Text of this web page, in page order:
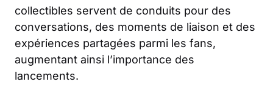
collectibles servent de conduits pour des
conversations, des moments de liaison et des
expériences partagées parmi les fans,
augmentant ainsi l’importance des
lancements.